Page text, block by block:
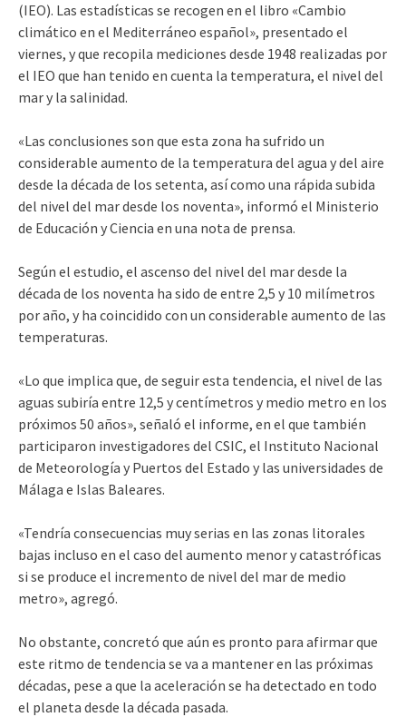
(IEO). Las estadísticas se recogen en el libro «Cambio
climático en el Mediterráneo español», presentado el
viernes, y que recopila mediciones desde 1948 realizadas por
el IEO que han tenido en cuenta la temperatura, el nivel del
mar y la salinidad.
«Las conclusiones son que esta zona ha sufrido un
considerable aumento de la temperatura del agua y del aire
desde la década de los setenta, así como una rápida subida
del nivel del mar desde los noventa», informó el Ministerio
de Educación y Ciencia en una nota de prensa.
Según el estudio, el ascenso del nivel del mar desde la
década de los noventa ha sido de entre 2,5 y 10 milímetros
por año, y ha coincidido con un considerable aumento de las
temperaturas.
«Lo que implica que, de seguir esta tendencia, el nivel de las
aguas subiría entre 12,5 y centímetros y medio metro en los
próximos 50 años», señaló el informe, en el que también
participaron investigadores del CSIC, el Instituto Nacional
de Meteorología y Puertos del Estado y las universidades de
Málaga e Islas Baleares.
«Tendría consecuencias muy serias en las zonas litorales
bajas incluso en el caso del aumento menor y catastróficas
si se produce el incremento de nivel del mar de medio
metro», agregó.
No obstante, concretó que aún es pronto para afirmar que
este ritmo de tendencia se va a mantener en las próximas
décadas, pese a que la aceleración se ha detectado en todo
el planeta desde la década pasada.